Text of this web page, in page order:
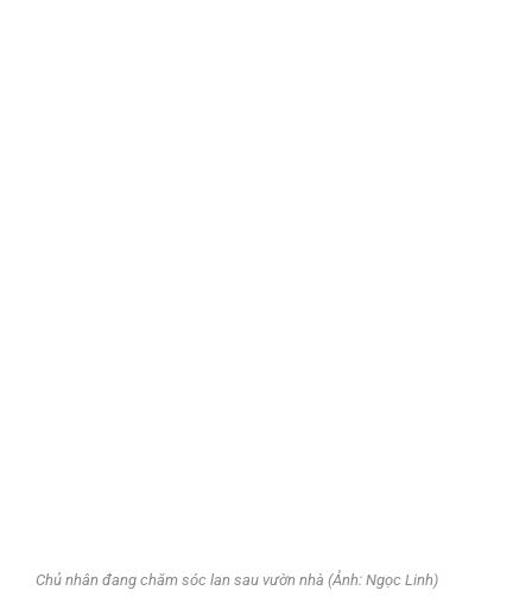
Chủ nhân đang chăm sóc lan sau vườn nhà (Ảnh: Ngọc Linh)